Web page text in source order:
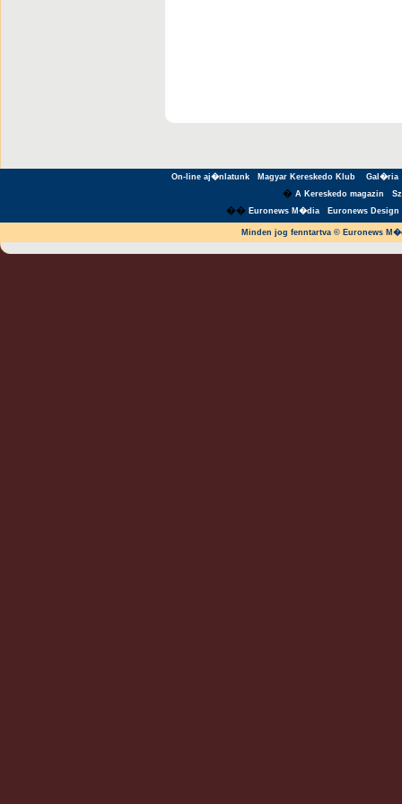
On-line aj�nlatunk Magyar Kereskedo Klub Gal�ria
� A Kereskedo magazin
�� Euronews M�dia Euronews Design
Minden jog fenntartva © Euronews